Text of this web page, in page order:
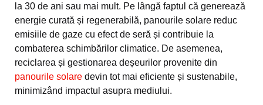
la 30 de ani sau mai mult. Pe lângă faptul că generează
energie curată și regenerabilă, panourile solare reduc
emisiile de gaze cu efect de seră și contribuie la
combaterea schimbărilor climatice. De asemenea,
reciclarea și gestionarea deșeurilor provenite din
panourile solare devin tot mai eficiente și sustenabile,
minimizând impactul asupra mediului.